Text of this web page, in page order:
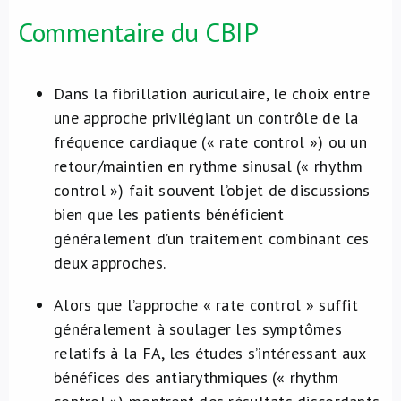
Commentaire du CBIP
Dans la fibrillation auriculaire, le choix entre
une approche privilégiant un contrôle de la
fréquence cardiaque (« rate control ») ou un
retour/maintien en rythme sinusal (« rhythm
control ») fait souvent l’objet de discussions
bien que les patients bénéficient
généralement d’un traitement combinant ces
deux approches.
Alors que l’approche « rate control » suffit
généralement à soulager les symptômes
relatifs à la FA, les études s’intéressant aux
bénéfices des antiarythmiques (« rhythm